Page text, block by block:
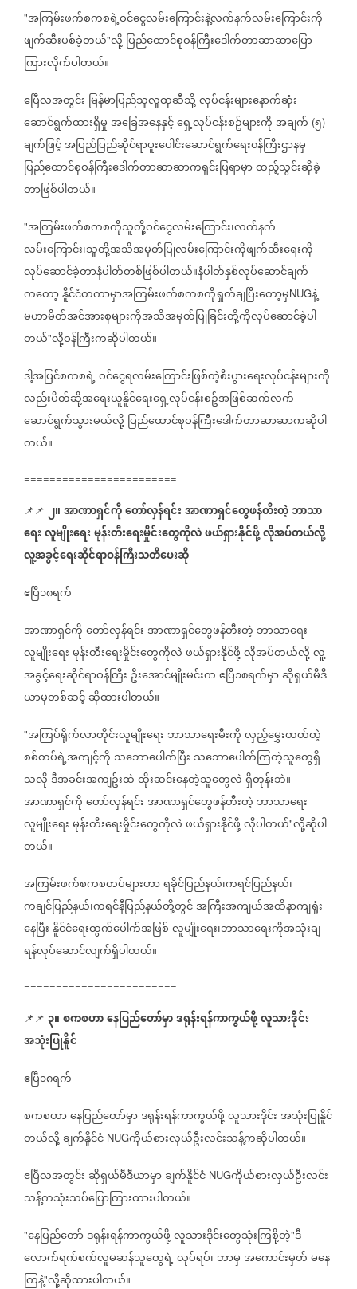
"အကြမ်းဖက်စကစရဲ့ဝင်ငွေလမ်းကြောင်းနဲ့လက်နက်လမ်းကြောင်းကို
ဖျက်ဆီးပစ်ခဲ့တယ်"လို့ပြည်ထောင်စုဝန်ကြီးဒေါက်တာဆာဆာပြော
ကြားလိုက်ပါတယ်။
ဧပြီလအတွင်း မြန်မာပြည်သူလူထုဆီသို့လုပ်ငန်းများနောက်ဆုံး
ဆောင်ရွက်ထားရှိမှုအခြေအနေနှင့်ရှေ့လုပ်ငန်းစဥ်များကိုအချက် (၅)
ချက်ဖြင့်အပြည်ပြည်ဆိုင်ရာပူးပေါင်းဆောင်ရွက်ရေး၀န်ကြီးဌာနမှ
ပြည်ထောင်စုဝန်ကြီးဒေါက်တာဆာဆာကရှင်းပြရာမှာထည့်သွင်းဆိုခဲ့
တာဖြစ်ပါတယ်။
"အကြမ်းဖက်စကစကိုသူတို့ဝင်ငွေလမ်းကြောင်း၊လက်နက်
လမ်းကြောင်း၊သူတို့အသိအမှတ်ပြုလမ်းကြောင်းကိုဖျက်ဆီးရေးကို
လုပ်ဆောင်ခဲ့တာနံပါတ်တစ်ဖြစ်ပါတယ်။နံပါတ်နှစ်လုပ်ဆောင်ချက်
ကတော့နိူင်ငံတကာမှာအကြမ်းဖက်စကစကိုရှုတ်ချပြီးတော့မှNUGနဲ့
မဟာမိတ်အင်အားစုများကိုအသိအမှတ်ပြုခြင်းတို့ကိုလုပ်ဆောင်ခဲ့ပါ
တယ်"လို့ဝန်ကြီးကဆိုပါတယ်။
ဒါ့အပြင်စကစရဲ့ဝင်ငွေရလမ်းကြောင်းဖြစ်တဲ့စီးပွားရေးလုပ်ငန်းများကို
လည်းပိတ်ဆို့အရေးယူနိူင်ရေးရှေ့လုပ်ငန်းစဥ်အဖြစ်ဆက်လက်
ဆောင်ရွက်သွားမယ်လို့ပြည်ထောင်စုဝန်ကြီးဒေါက်တာဆာဆာကဆိုပါ
တယ်။
========================
📌📌 ၂။အာဏာရှင်ကိုတော်လှန်ရင်းအာဏာရှင်တွေဖန်တီးတဲ့ဘာသာ
ရေးလူမျိုးရေးမုန်းတီးရေးမှိုင်းတွေကိုလဲဖယ်ရှားနိုင်ဖို့လိုအပ်တယ်လို့
လူ့အခွင့်ရေးဆိုင်ရာဝန်ကြီးသတိပေးဆို
ဧပြီ၁၈ရက်
အာဏာရှင်ကိုတော်လှန်ရင်းအာဏာရှင်တွေဖန်တီးတဲ့ ဘာသာရေး
လူမျိုးရေးမုန်းတီးရေးမှိုင်းတွေကိုလဲဖယ်ရှားနိုင်ဖို့လိုအပ်တယ်လို့လူ့
အခွင့်ရေးဆိုင်ရာဝန်ကြီး ဦးအောင်မျိုးမင်းကဧပြီ၁၈ရက်မှာဆိုရှယ်မီဒီ
ယာမှတစ်ဆင့်ဆိုထားပါတယ်။
"အကြပ်ရိုက်လာတိုင်းလူမျိုးရေး ဘာသာရေးမီးကိုလှည့်မွှေးတတ်တဲ့
စစ်တပ်ရဲ့အကျင့်ကို သဘောပေါက်ပြီး သဘောပေါက်ကြတဲ့သူတွေရှိ
သလိုဒီအခင်းအကျဥ်းထဲထိုးဆင်းနေတဲ့သူတွေလဲရှိတုန်းဘဲ။
အာဏာရှင်ကိုတော်လှန်ရင်းအာဏာရှင်တွေဖန်တီးတဲ့ ဘာသာရေး
လူမျိုးရေးမုန်းတီးရေးမှိုင်းတွေကိုလဲဖယ်ရှားနိုင်ဖို့လိုပါတယ်"လို့ဆိုပါ
တယ်။
အကြမ်းဖက်စကစတပ်များဟာရခိုင်ပြည်နယ်၊ကရင်ပြည်နယ်၊
ကချင်ပြည်နယ်၊ကရင်နီပြည်နယ်တို့တွင်အကြီးအကျယ်အထိနာကျရှုံး
နေပြီးနိူင်ငံရေးထွက်ပေါက်အဖြစ်လူမျိုးရေး၊ဘာသာရေးကိုအသုံးချ
ရန်လုပ်ဆောင်လျက်ရှိပါတယ်။
========================
📌📌 ၃။စကစဟာနေပြည်တော်မှာဒရုန်းရန်ကာကွယ်ဖို့လူသားဒိုင်း
အသုံးပြုနိူင်
ဧပြီ၁၈ရက်
စကစဟာနေပြည်တော်မှာဒရုန်းရန်ကာကွယ်ဖို့လူသားဒိုင်းအသုံးပြုနိူင်
တယ်လို့ချက်နိူင်ငံ NUGကိုယ်စားလှယ်ဦးလင်းသန့်ကဆိုပါတယ်။
ဧပြီလအတွင်းဆိုရှယ်မီဒီယာမှာချက်နိူင်ငံ NUGကိုယ်စားလှယ်ဦးလင်း
သန့်ကသုံးသပ်ပြောကြားထားပါတယ်။
"နေပြည်တော်ဒရုန်းရန်ကာကွယ်ဖို့လူသားဒိုင်းတွေသုံးကြစို့တဲ့"ဒီ
လောက်ရက်စက်လူမဆန်သူတွေရဲ့လုပ်ရပ်၊ ဘာမှအကောင်းမှတ်မနေ
ကြနဲ့"လို့ဆိုထားပါတယ်။